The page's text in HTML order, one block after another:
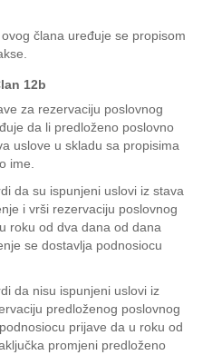
člana uređuje se propisom
12b
za rezervaciju poslovnog
da li predloženo poslovno
uslove u skladu sa propisima
ime.
da su ispunjeni uslovi iz stava
i vrši rezervaciju poslovnog
roku od dva dana od dana
se dostavlja podnosiocu
da nisu ispunjeni uslovi iz
predloženog poslovnog
prijave da u roku od
promjeni predloženo